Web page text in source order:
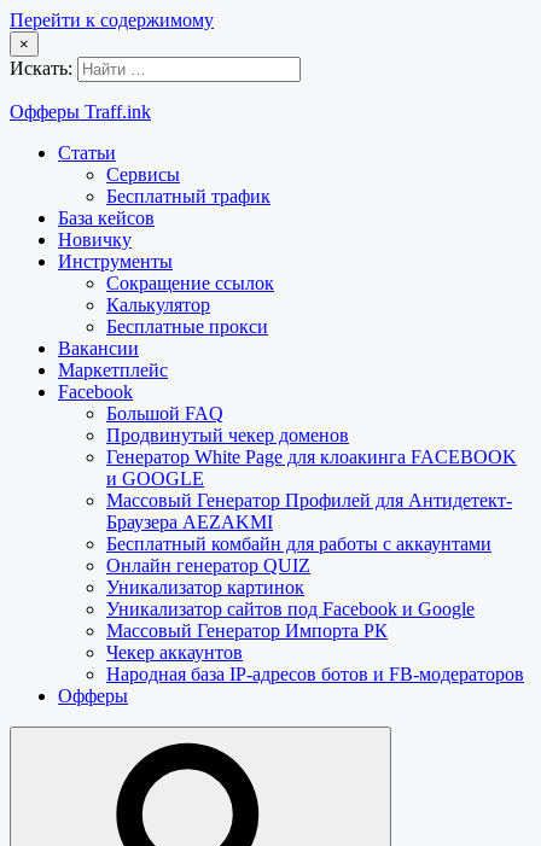
Перейти к содержимому
×
Искать:
Офферы Traff.ink
Статьи
Сервисы
Бесплатный трафик
База кейсов
Новичку
Инструменты
Сокращение ссылок
Калькулятор
Бесплатные прокси
Вакансии
Маркетплейс
Facebook
Большой FAQ
Продвинутый чекер доменов
Генератор White Page для клоакинга FACEBOOK
и GOOGLE
Массовый Генератор Профилей для Антидетект-
Браузера AEZAKMI
Бесплатный комбайн для работы с аккаунтами
Онлайн генератор QUIZ
Уникализатор картинок
Уникализатор сайтов под Facebook и Google
Массовый Генератор Импорта РК
Чекер аккаунтов
Народная база IP-адресов ботов и FB-модераторов
Офферы